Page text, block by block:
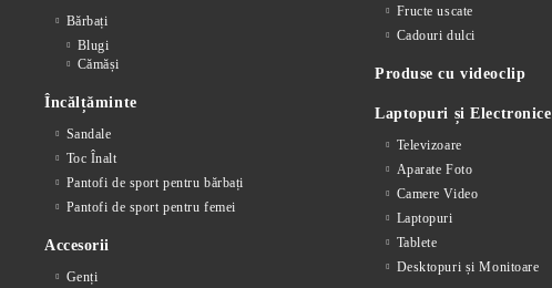
Bărbați
Blugi
Cămăși
Încălțăminte
Sandale
Toc Înalt
Pantofi de sport pentru bărbați
Pantofi de sport pentru femei
Accesorii
Genți
Fructe uscate
Cadouri dulci
Produse cu videoclip
Laptopuri și Electronice
Televizoare
Aparate Foto
Camere Video
Laptopuri
Tablete
Desktopuri și Monitoare